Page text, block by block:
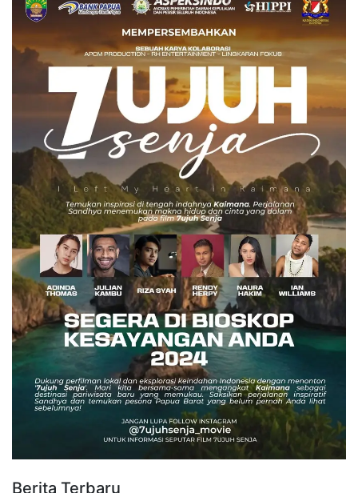
Berita Terbaru